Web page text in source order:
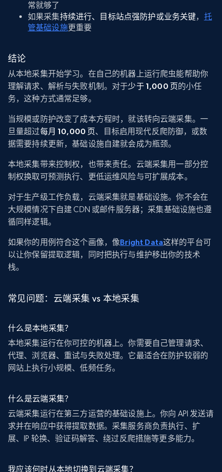
常就够了
如果采集持续进行、目标站点强防护或业务关键， 托
管基础设施更重要
结论
从本地采集开始学习。在自己的机器上运行爬虫能帮助你
理解请求、解析与失败机制。对于少于 1,000 页的小任
务，这种方式通常足够。
当规模或防护改变了成本方程时，就该转向云端采集。一
旦量超过每月 10,000 页、目标启用现代反爬防御，或数
据需要持续更新，基础设施自建就会成为瓶颈。
本地采集带来控制权，也带来责任。云端采集用一部分控
制权换取可预测执行、更低运维风险与可扩展成本。
对于生产级工作负载，云端采集就是基础设施。你不会在
大规模情况下自建 CDN 或邮件服务器；采集基础设施也遵
循同样逻辑。
如果你的用例符合这个画像，像Bright Data这样的平台可
以让你保留提取逻辑，同时把执行与维护移出你的技术
栈。
常见问题：云端采集 vs 本地采集
什么是本地采集？
本地采集运行在你可控的机器上。你需要自己管理请求、
代理、浏览器、重试与失败处理。它最适合在防护较弱的
网站上执行小规模、低频任务。
什么是云端采集？
云端采集运行在第三方运营的基础设施上。你向 API 发送请
求并在响应中获得提取数据。采集服务商负责执行、扩
展、IP 轮换、验证码解答、绕过反爬措施等更多能力。
我应该何时从本地切换到云端采集？